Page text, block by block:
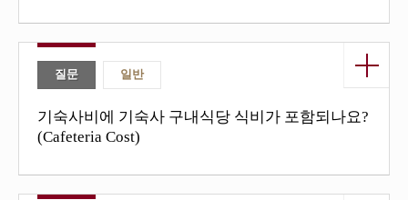
질문 일반
기숙사비에 기숙사 구내식당 식비가 포함되나요?
(Cafeteria Cost)
열기/닫